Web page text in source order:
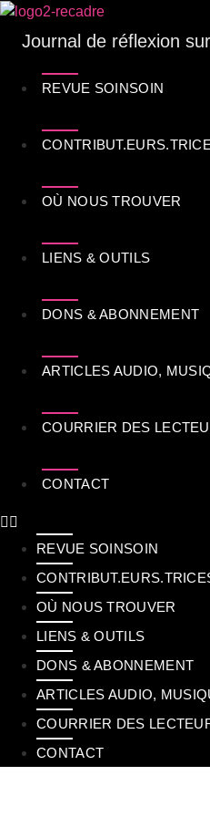
Journal de réflexion
REVUE SOINSOIN
OÙ NOUS TROUVER
LIENS & OUTILS
DONS & ABONNEMENT
ARTICLES AUDIO,
COURRIER DES
CONTACT
REVUE SOINSOIN
OÙ NOUS TROUVER
LIENS & OUTILS
DONS & ABONNEMENT
ARTICLES AUDIO,
COURRIER DES
CONTACT